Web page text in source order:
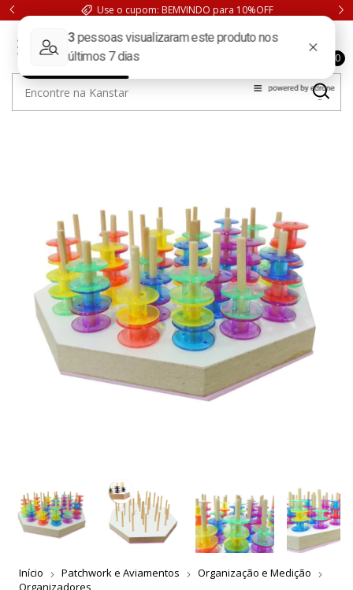
Use o cupom: BEMVINDO para 10%OFF
0
Início Patchwork e Aviamentos
Organização e Medição
Organizadores